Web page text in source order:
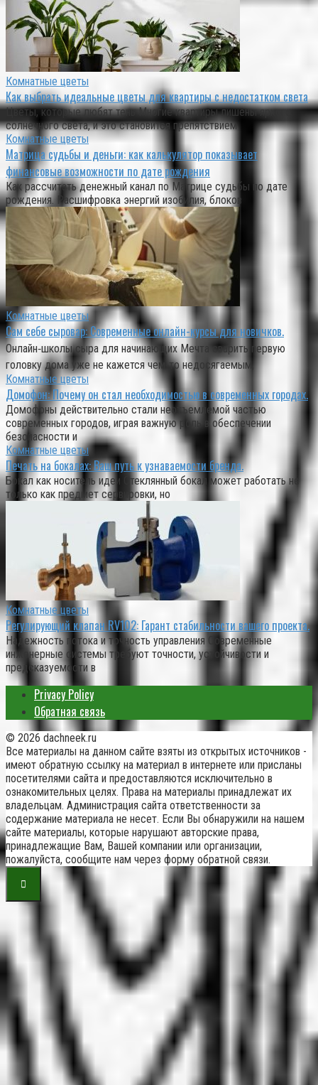
Комнатные цветы
Как выбрать идеальные цветы для квартиры с недостатком света
Цветы, которые любят тень Многие квартиры лишены яркого
солнечного света, и это становится препятствием
Комнатные цветы
Матрица судьбы и деньги: как калькулятор показывает
финансовые возможности по дате рождения
Как рассчитать денежный канал по Матрице судьбы по дате
рождения. Расшифровка энергий изобилия, блоков
Комнатные цветы
Сам себе сыровар: Современные онлайн-курсы для новичков.
Онлайн‑школы сыра для начинающих Мечта сварить первую
головку дома уже не кажется чем‑то недосягаемым,
Комнатные цветы
Домофон: Почему он стал необходимостью в современных городах.
Домофоны действительно стали неотъемлемой частью
современных городов, играя важную роль в обеспечении
безопасности и
Комнатные цветы
Печать на бокалах: Ваш путь к узнаваемости бренда.
Бокал как носитель идеи Стеклянный бокал может работать не
только как предмет сервировки, но
Комнатные цветы
Регулирующий клапан RV102: Гарант стабильности вашего проекта.
Надежность потока и точность управления Современные
инженерные системы требуют точности, устойчивости и
предсказуемости в
Privacy Policy
Обратная связь
© 2026 dachneek.ru
Все материалы на данном сайте взяты из открытых источников -
имеют обратную ссылку на материал в интернете или присланы
посетителями сайта и предоставляются исключительно в
ознакомительных целях. Права на материалы принадлежат их
владельцам. Администрация сайта ответственности за
содержание материала не несет. Если Вы обнаружили на нашем
сайте материалы, которые нарушают авторские права,
принадлежащие Вам, Вашей компании или организации,
пожалуйста, сообщите нам через форму обратной связи.